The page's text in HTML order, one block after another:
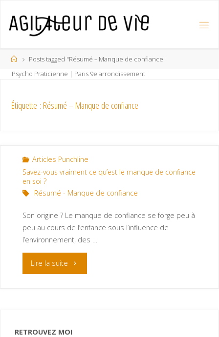
Psycho Praticienne | Paris 9e arrondissement
Posts tagged "Résumé – Manque de confiance"
Étiquette : Résumé – Manque de confiance
Articles Punchline
Savez-vous vraiment ce qu’est le manque de confiance
en soi ?
Résumé - Manque de confiance
Son origine ? Le manque de confiance se forge peu à
peu au cours de l’enfance sous l’influence de
l’environnement, des …
Lire la suite
RETROUVEZ MOI